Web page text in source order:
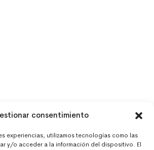
consentimiento
experiencias, utilizamos tecnologías como las
y/o acceder a la información del dispositivo. El